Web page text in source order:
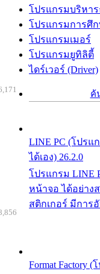
โปรแกรมบริหา
โปรแกรมการศึ
โปรแกรมเมอร์
โปรแกรมยูทิลิตี้
ไดร์เวอร์ (Driver)
ค้
LINE PC (โปร
ได้เอง) 26.2.0
โปรแกรม LINE
หน้าจอ ได้อย่าง
สติกเกอร์ มีการ
Format Factory